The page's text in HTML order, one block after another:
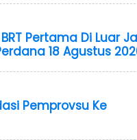
Pertama Di Luar
18 Agustus
Pemprovsu Ke